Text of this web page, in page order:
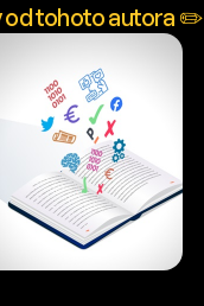
od tohoto autora ✏️